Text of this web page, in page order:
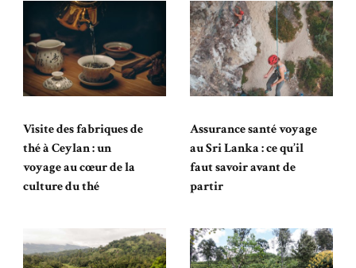
Visite des fabriques de
thé à Ceylan : un
voyage au cœur de la
culture du thé
Assurance santé voyage
au Sri Lanka : ce qu’il
faut savoir avant de
partir